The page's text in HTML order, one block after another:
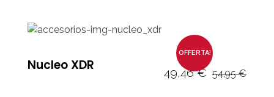
OFFERTA!
Nucleo XDR 49,46€ 54,95€